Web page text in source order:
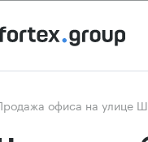
офиса на улице